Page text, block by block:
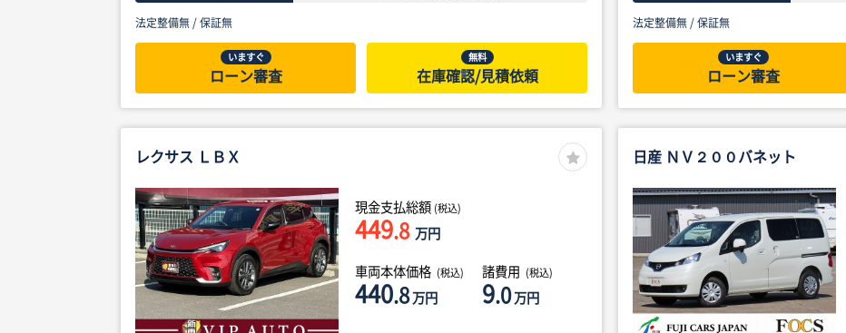
法定整備無 /保証無
いますぐ
ローン審査
無料
在庫確認/見積依頼
法定整備無 /保証無
いますぐ
ローン審査
レクサス ＬＢＸ
現金支払総額 (税込)
449.8 万円
車両本体価格 (税込)
440.8万円
諸費用 (税込)
9.0万円
日産 ＮＶ２００バネット